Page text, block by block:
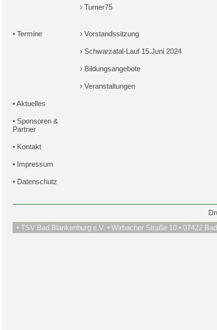
› Turner75
• Termine › Vorstandssitzung
› Schwarzatal-Lauf 15.Juni 2024
› Bildungsangebote
› Veranstaltungen
•Aktuelles
• Sponsoren &
Partner
• Kontakt
• Impressum
• Datenschutz
• TSV Bad Blankenburg e.V. • Wirbacher Straße 10 • 07422